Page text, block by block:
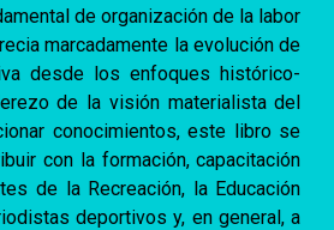
de organización de la labor
marcadamente la evolución de
desde los enfoques histórico-
de la visión materialista del
conocimientos, este libro se
con la formación, capacitación
de la Recreación, la Educación
deportivos y, en general, a